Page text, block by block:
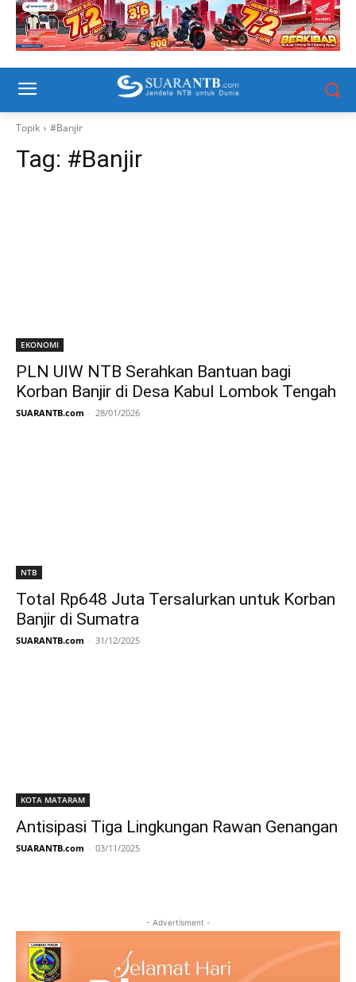
Topik #Banjir
Tag: #Banjir
EKONOMI
PLN UIW NTB Serahkan Bantuan bagi
Korban Banjir di Desa Kabul Lombok Tengah
SUARANTB.com - 28/01/2026
NTB
Total Rp648 Juta Tersalurkan untuk Korban
Banjir di Sumatra
SUARANTB.com - 31/12/2025
KOTA MATARAM
Antisipasi Tiga Lingkungan Rawan Genangan
SUARANTB.com - 03/11/2025
- Advertisment -